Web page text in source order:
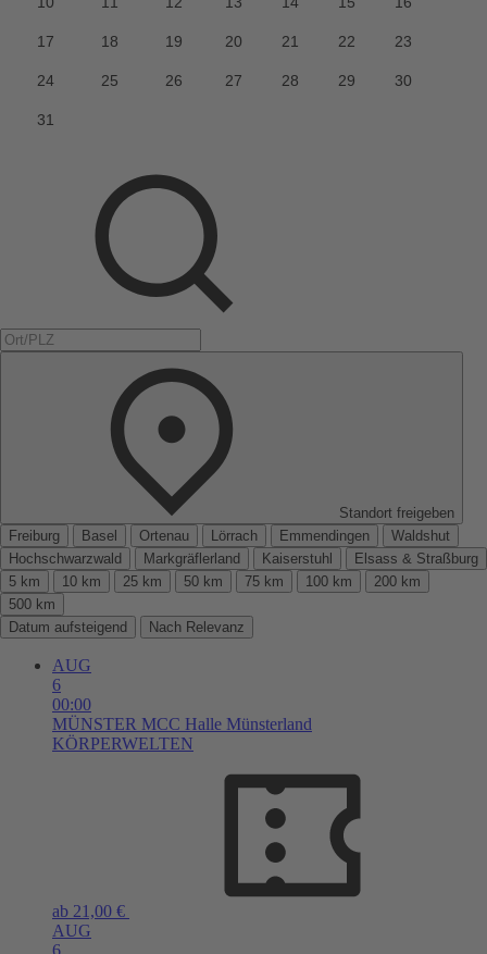
Standort freigeben
Freiburg
Basel Ortenau Lörrach Emmendingen
Waldshut
Hochschwarzwald
Markgräflerland Kaiserstuhl
Elsass & Straßburg
5 km
10 km 25 km 50 km 75 km 100 km
200 km
500 km
Datum aufsteigend
Nach Relevanz
AUG
6
00:00
MÜNSTER MCC Halle Münsterland
KÖRPERWELTEN
ab 21,00 €
AUG
6